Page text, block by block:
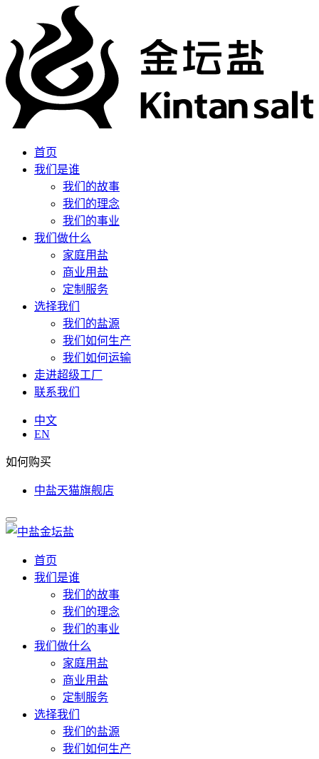
首页
我们是谁
我们的故事
我们的理念
我们的事业
我们做什么
家庭用盐
商业用盐
定制服务
选择我们
我们的盐源
我们如何生产
我们如何运输
走进超级工厂
联系我们
中文
EN
如何购买
中盐天猫旗舰店
首页
我们是谁
我们的故事
我们的理念
我们的事业
我们做什么
家庭用盐
商业用盐
定制服务
选择我们
我们的盐源
我们如何生产